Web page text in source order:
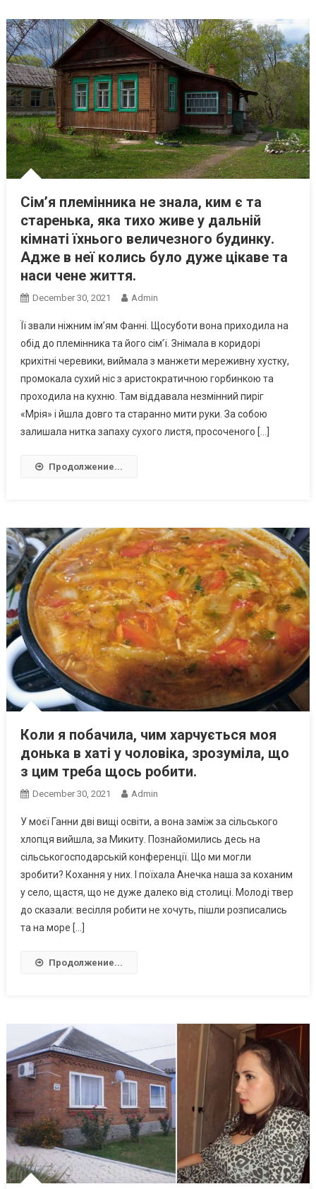
Сім’я племінника не знала, ким є та
старенька, яка тихо живе у дальній
кімнаті їхнього величезного будинку.
Адже в неї колись було дуже цікаве та
наси чене життя.
December 30, 2021 Admin
Її звали ніжним ім’ям Фанні. Щосуботи вона приходила на
обід до племінника та його сім’ї. Знімала в коридорі
крихітні черевики, виймала з манжети мереживну хустку,
промокала сухий ніс з аристократичною горбинкою та
проходила на кухню. Там віддавала незмінний пиріг
«Мрія» і йшла довго та старанно мити руки. За собою
залишала нитка запаху сухого листя, просоченого […]
Продолжение...
Коли я побачила, чим харчується моя
донька в хаті у чоловіка, зрозуміла, що
з цим треба щось робити.
December 30, 2021 Admin
У моєї Ганни дві вищі освіти, а вона заміж за сільського
хлопця вийшла, за Микиту. Познайомились десь на
сільськогосподарській конференції. Що ми могли
зробити? Кохання у них. І поїхала Анечка наша за коханим
у село, щастя, що не дуже далеко від столиці. Молоді твер
до сказали: весілля робити не хочуть, пішли розписались
та на море […]
Продолжение...